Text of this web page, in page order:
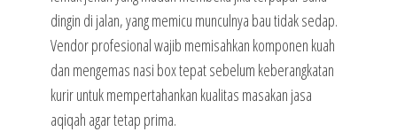
dingin di jalan, yang memicu munculnya bau tidak sedap.
Vendor profesional wajib memisahkan komponen kuah
dan mengemas nasi box tepat sebelum keberangkatan
kurir untuk mempertahankan kualitas masakan jasa
aqiqah agar tetap prima.